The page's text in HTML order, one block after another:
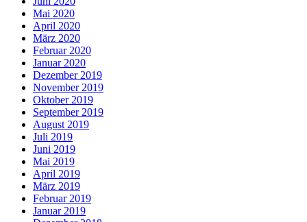
Mai 2020
April 2020
März 2020
Februar 2020
Januar 2020
Dezember 2019
November 2019
Oktober 2019
September 2019
August 2019
Juli 2019
Juni 2019
Mai 2019
April 2019
März 2019
Februar 2019
Januar 2019